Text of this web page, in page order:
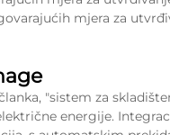
mjera za
"sistem za
energije.